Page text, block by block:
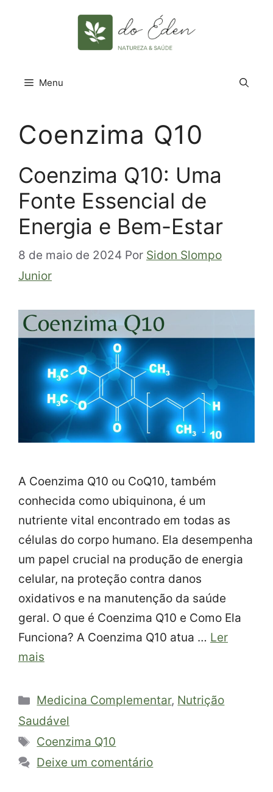
Menu
Coenzima Q10
Coenzima Q10: Uma
Fonte Essencial de
Energia e Bem-Estar
8 de maio de 2024 Por Sidon Slompo
Junior
A Coenzima Q10 ou CoQ10, também
conhecida como ubiquinona, é um
nutriente vital encontrado em todas as
células do corpo humano. Ela desempenha
um papel crucial na produção de energia
celular, na proteção contra danos
oxidativos e na manutenção da saúde
geral. O que é Coenzima Q10 e Como Ela
Funciona? A Coenzima Q10 atua … Ler
mais
Categorias
Medicina Complementar, Nutrição
Saudável
Tags
Coenzima Q10
Deixe um comentário